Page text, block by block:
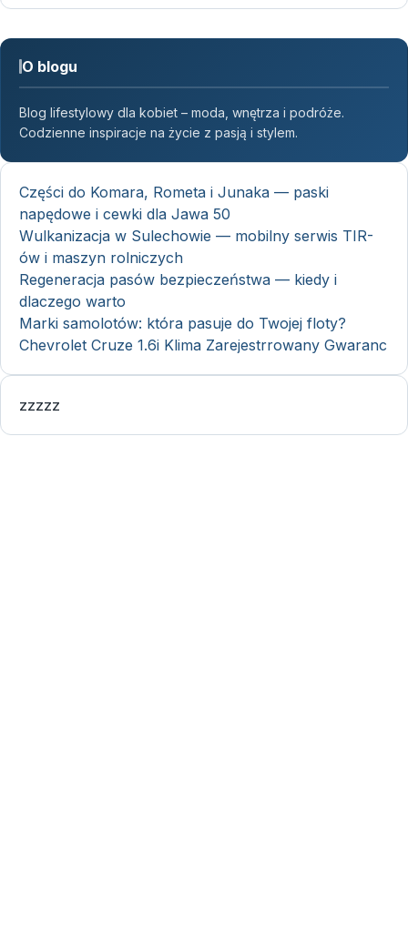
O blogu
Blog lifestylowy dla kobiet – moda, wnętrza i podróże.
Codzienne inspiracje na życie z pasją i stylem.
Części do Komara, Rometa i Junaka — paski
napędowe i cewki dla Jawa 50
Wulkanizacja w Sulechowie — mobilny serwis TIR-
ów i maszyn rolniczych
Regeneracja pasów bezpieczeństwa — kiedy i
dlaczego warto
Marki samolotów: która pasuje do Twojej floty?
Chevrolet Cruze 1.6i Klima Zarejestrrowany Gwaranc
zzzzz